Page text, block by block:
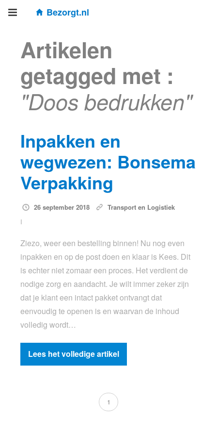
Bezorgt.nl
Artikelen
getagged met :
"Doos bedrukken"
Inpakken en
wegwezen: Bonsema
Verpakking
26 september 2018
Transport en Logistiek
I
Ziezo, weer een bestelling binnen! Nu nog even
inpakken en op de post doen en klaar is Kees. Dit
is echter niet zomaar een proces. Het verdient de
nodige zorg en aandacht. Je wilt immer zeker zijn
dat je klant een intact pakket ontvangt dat
eenvoudig te openen is en waarvan de inhoud
volledig wordt…
Lees het volledige artikel
1